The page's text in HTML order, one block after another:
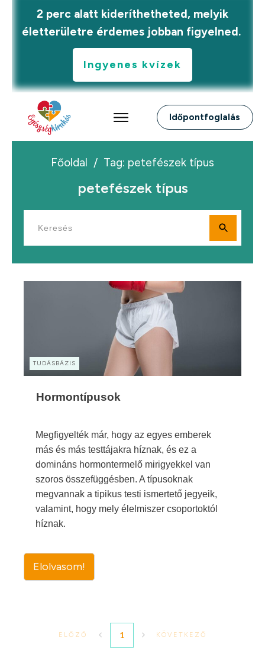
2 perc alatt kideríthetheted, melyik
életterületre érdemes jobban figyelned.
Ingyenes kvízek
Időpontfoglalás
Főoldal / Tag: petefészek típus
petefészek típus
TUDÁSBÁZIS
Hormontípusok
Megfigyelték már, hogy az egyes emberek
más és más testtájakra híznak, és ez a
domináns hormontermelő mirigyekkel van
szoros összefüggésben. A típusoknak
megvannak a tipikus testi ismertető jegyeik,
valamint, hogy mely élelmiszer csoportoktól
híznak.
Elolvasom!
ELŐZŐ 1 KÖVETKEZŐ